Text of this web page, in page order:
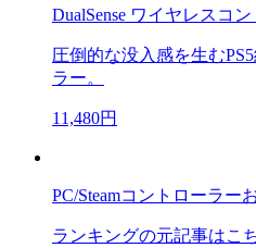
DualSense ワイヤレスコ
圧倒的な没入感を生む
ラー。
11,480円
PC/Steamコントローラー
ランキングの元記事はこ